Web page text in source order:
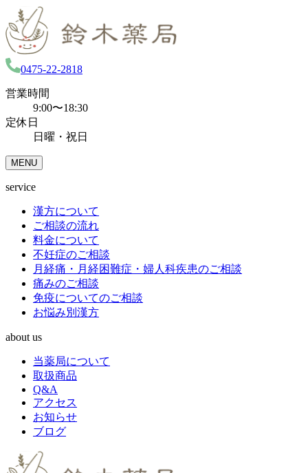
0475-22-2818
営業時間
9:00〜18:30
定休日
日曜・祝日
MENU
service
漢方について
ご相談の流れ
料金について
不妊症のご相談
月経痛・月経困難症・婦人科疾患のご相談
痛みのご相談
免疫についてのご相談
お悩み別漢方
about us
当薬局について
取扱商品
Q&A
アクセス
お知らせ
ブログ